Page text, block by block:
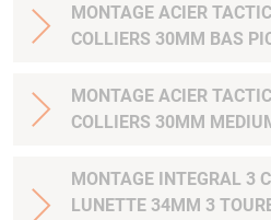
MONTAGE ACIER
COLLIERS 30MM BAS
MONTAGE ACIER
COLLIERS 30MM
MONTAGE INTEGRAL 3
LUNETTE 34MM 3